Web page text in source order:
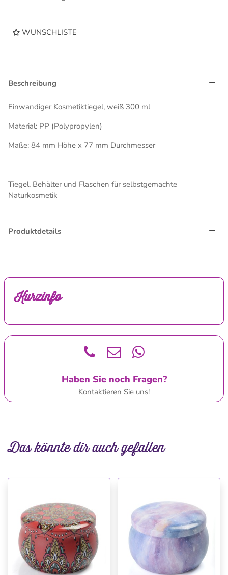
WUNSCHLISTE
Beschreibung
Einwandiger Kosmetiktiegel, weiß 300 ml
Material: PP (Polypropylen)
Maße: 84 mm Höhe x 77 mm Durchmesser
Tiegel, Behälter und Flaschen für selbstgemachte
Naturkosmetik
Produktdetails
Kurzinfo
Haben Sie noch Fragen?
Kontaktieren Sie uns!
Das könnte dir auch gefallen